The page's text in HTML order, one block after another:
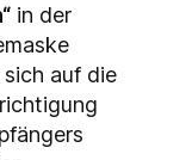
in der
auf die